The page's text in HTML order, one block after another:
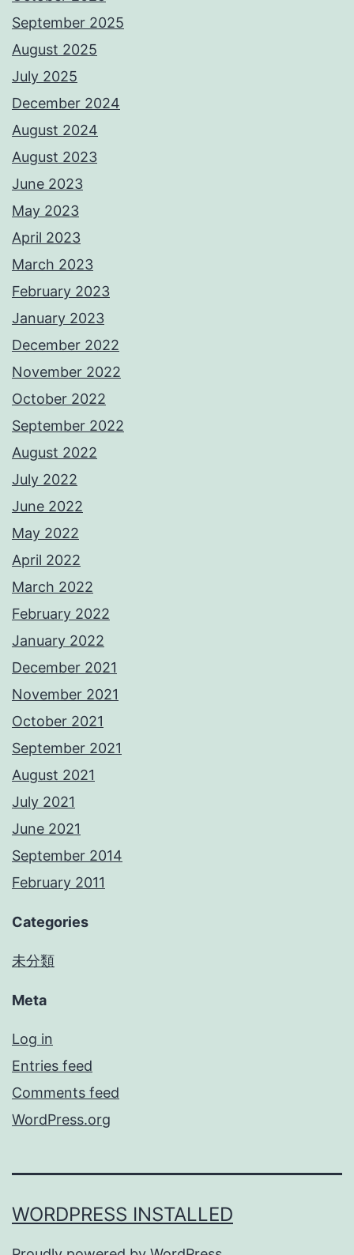
September 2025
August 2025
July 2025
December 2024
August 2024
August 2023
June 2023
May 2023
April 2023
March 2023
February 2023
January 2023
December 2022
November 2022
October 2022
September 2022
August 2022
July 2022
June 2022
May 2022
April 2022
March 2022
February 2022
January 2022
December 2021
November 2021
October 2021
September 2021
August 2021
July 2021
June 2021
September 2014
February 2011
Categories
未分類
Meta
Log in
Entries feed
Comments feed
WordPress.org
WORDPRESS INSTALLED